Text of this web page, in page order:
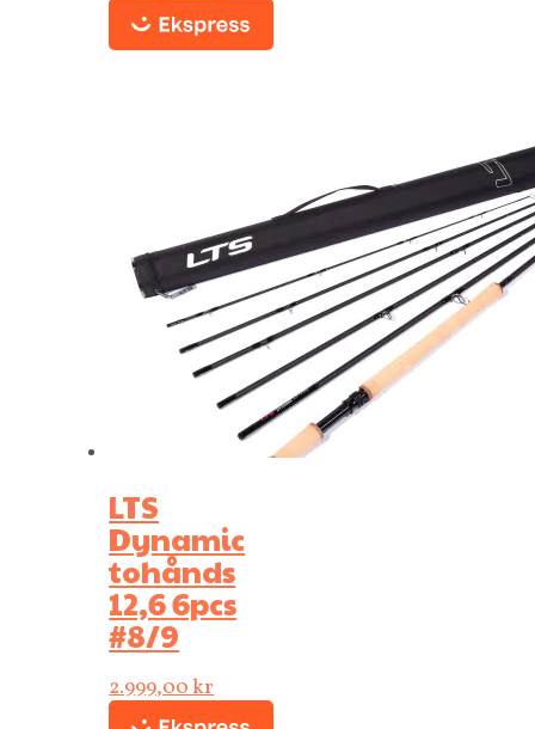
LTS
Dynamic
tohånds
12,6 6pcs
#8/9
2.999,00kr